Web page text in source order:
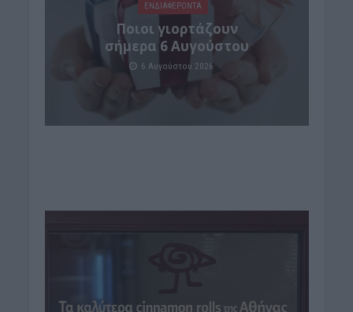
ΕΝΔΙΑΦΕΡΟΝΤΑ
Ποιοι γιορτάζουν
σήμερα 6 Αυγούστου
6 Αυγούστου 2026